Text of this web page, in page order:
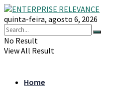
quinta-feira, agosto 6, 2026
No Result
View All Result
Home